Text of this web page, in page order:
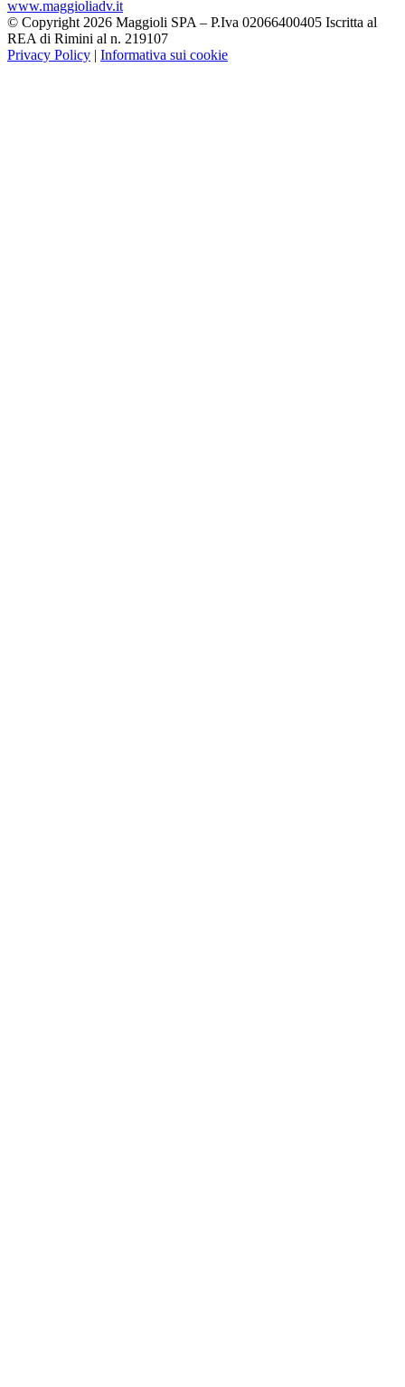
www.maggioliadv.it
© Copyright 2026 Maggioli SPA – P.Iva 02066400405 Iscritta al
REA di Rimini al n. 219107
Privacy Policy | Informativa sui cookie